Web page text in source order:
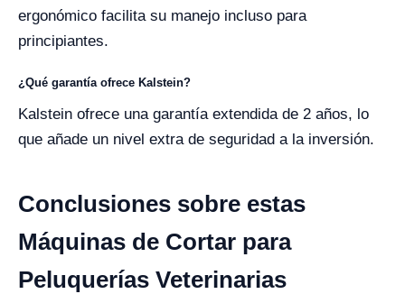
ergonómico facilita su manejo incluso para
principiantes.
¿Qué garantía ofrece Kalstein?
Kalstein ofrece una garantía extendida de 2 años, lo
que añade un nivel extra de seguridad a la inversión.
Conclusiones sobre estas
Máquinas de Cortar para
Peluquerías Veterinarias